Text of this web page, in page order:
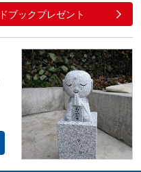
ブックプレゼント